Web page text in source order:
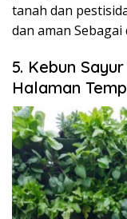
tanah dan
dan aman
5. Kebun
Halaman